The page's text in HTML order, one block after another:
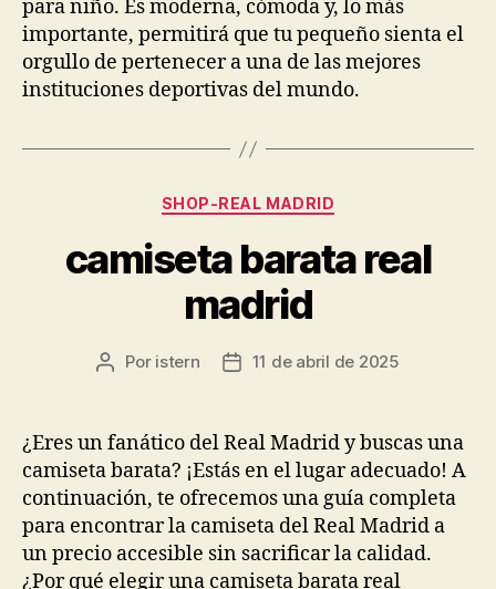
para niño. Es moderna, cómoda y, lo más
importante, permitirá que tu pequeño sienta el
orgullo de pertenecer a una de las mejores
instituciones deportivas del mundo.
Categorías
SHOP-REAL MADRID
camiseta barata real
madrid
Autor
entrada
Por istern
Fecha
entrada
11 de abril de 2025
¿Eres un fanático del Real Madrid y buscas una
camiseta barata? ¡Estás en el lugar adecuado! A
continuación, te ofrecemos una guía completa
para encontrar la camiseta del Real Madrid a
un precio accesible sin sacrificar la calidad.
¿Por qué elegir una camiseta barata real